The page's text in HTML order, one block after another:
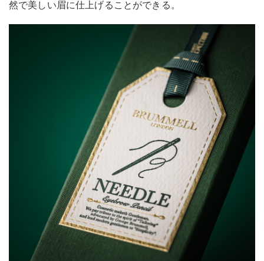
然で美しい眉に仕上げることができる。